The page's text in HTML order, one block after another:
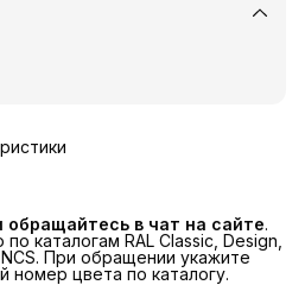
обращайтесь в чат на сайте.
каталогам RAL Classic, Design,
При обращении укажите
номер цвета по каталогу.